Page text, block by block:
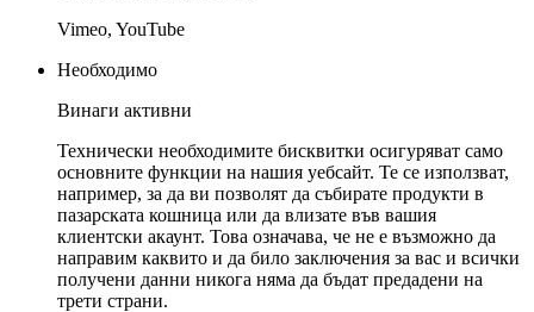
Vimeo, YouTube
Необходимо
Винаги активни
Технически необходимите бисквитки осигуряват само
основните функции на нашия уебсайт. Те се използват,
например, за да ви позволят да събирате продукти в
пазарската кошница или да влизате във вашия
клиентски акаунт. Това означава, че не е възможно да
направим каквито и да било заключения за вас и всички
получени данни никога няма да бъдат предадени на
трети страни.